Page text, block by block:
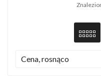
Cena, rosnąco